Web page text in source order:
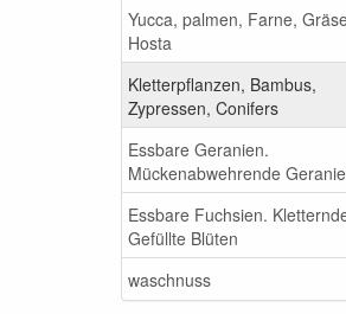
Yucca, palmen, Farne,
Hosta
Kletterpflanzen, Bambus,
Zypressen, Conifers
Essbare Geranien.
Mückenabwehrende
Essbare Fuchsien.
Gefüllte Blüten
waschnuss